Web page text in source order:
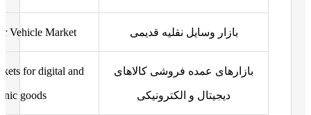
بازار وسایل نقلیه قدیمی Vehicle Market
بازارهای عمده فروشی کالاهای
دیجیتال و الکترونیکی
for digital and
goods